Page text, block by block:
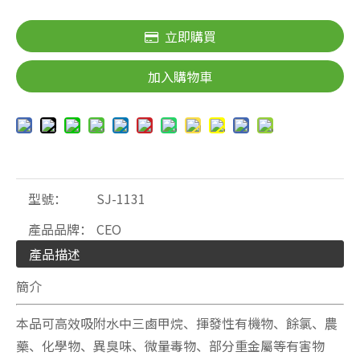
立即購買
加入購物車
型號：
SJ-1131
產品品牌：
CEO
產品描述
簡介
本品可高效吸附水中三鹵甲烷、揮發性有機物、餘氯、農
藥、化學物、異臭味、微量毒物、部分重金屬等有害物